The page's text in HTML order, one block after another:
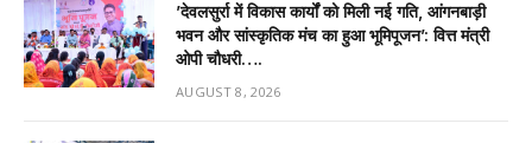
’देवलसुर्रा में विकास कार्यों को मिली नई गति, आंगनबाड़ी
भवन और सांस्कृतिक मंच का हुआ भूमिपूजन’: वित्त मंत्री
ओपी चौधरी….
AUGUST 8, 2026